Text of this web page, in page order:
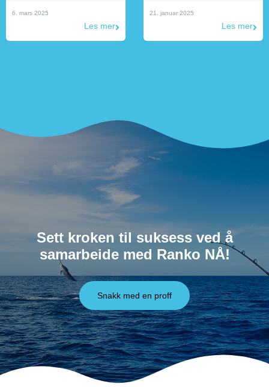
6. mars 2025
Les mer
21. januar 2025
Les mer
Sett kroken til suksess ved å
samarbeide med Ranko NÅ!
Snakk med en proff